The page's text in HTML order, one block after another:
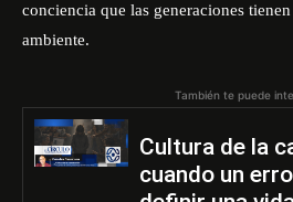
conciencia que las generaciones
ambiente.
También te puede
Cultura de la
cuando un